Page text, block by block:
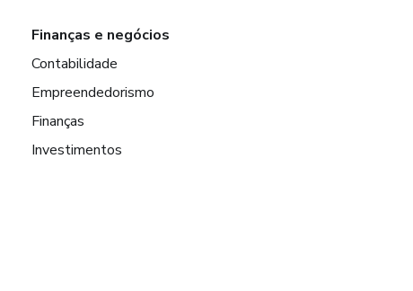
Finanças e negócios
Contabilidade
Empreendedorismo
Finanças
Investimentos